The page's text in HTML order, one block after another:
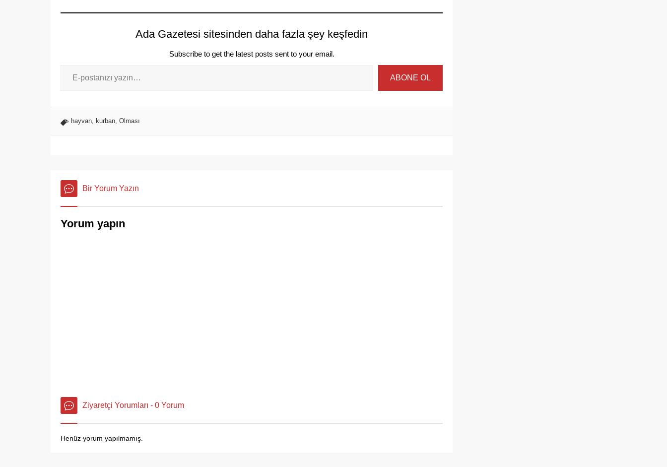
Ada Gazetesi sitesinden daha fazla şey keşfedin
Subscribe to get the latest posts sent to your email.
ABONE OL
hayvan, kurban, Olması
Bir Yorum Yazın
Yorum yapın
Ziyaretçi Yorumları - 0 Yorum
Henüz yorum yapılmamış.